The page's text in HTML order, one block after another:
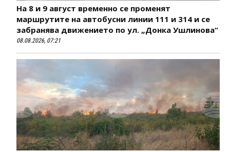
На 8 и 9 август временно се променят
маршрутите на автобусни линии 111 и 314 и се
забранява движението по ул. „Донка Ушлинова“
08.08.2026, 07:21